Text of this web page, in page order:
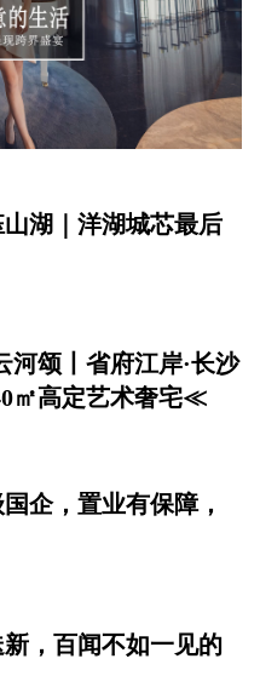
湖｜洋湖城芯最后
河颂丨省府江岸·长沙
㎡高定艺术奢宅≪
企，置业有保障，
，百闻不如一见的